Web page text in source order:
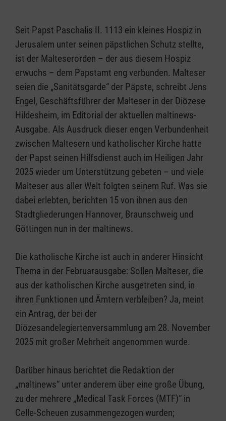
Seit Papst Paschalis II. 1113 ein kleines Hospiz in
Jerusalem unter seinen päpstlichen Schutz stellte,
ist der Malteserorden – der aus diesem Hospiz
erwuchs – dem Papstamt eng verbunden. Malteser
seien die „Sanitätsgarde“ der Päpste, schreibt Jens
Engel, Geschäftsführer der Malteser in der Diözese
Hildesheim, im Editorial der aktuellen maltinews-
Ausgabe. Als Ausdruck dieser engen Verbundenheit
zwischen Maltesern und katholischer Kirche hatte
der Papst seinen Hilfsdienst auch im Heiligen Jahr
2025 wieder um Unterstützung gebeten – und viele
Malteser aus aller Welt folgten seinem Ruf. Was sie
dabei erlebten, berichten 15 von ihnen aus den
Stadtgliederungen Hannover, Braunschweig und
Göttingen nun in der maltinews.
Die katholische Kirche ist auch in anderer Hinsicht
Thema in der Februarausgabe: Sollen Malteser, die
aus der katholischen Kirche ausgetreten sind, in
ihren Funktionen und Ämtern verbleiben? Ja, meint
ein Antrag, der bei der
Diözesandelegiertenversammlung am 28. November
2025 mit großer Mehrheit angenommen wurde.
Darüber hinaus berichtet die Redaktion der
„maltinews“ unter anderem über eine große Übung,
zu der mehrere „Medical Task Forces (MTF)“ in
Celle-Scheuen zusammengezogen wurden;